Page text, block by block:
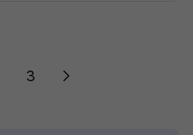
3